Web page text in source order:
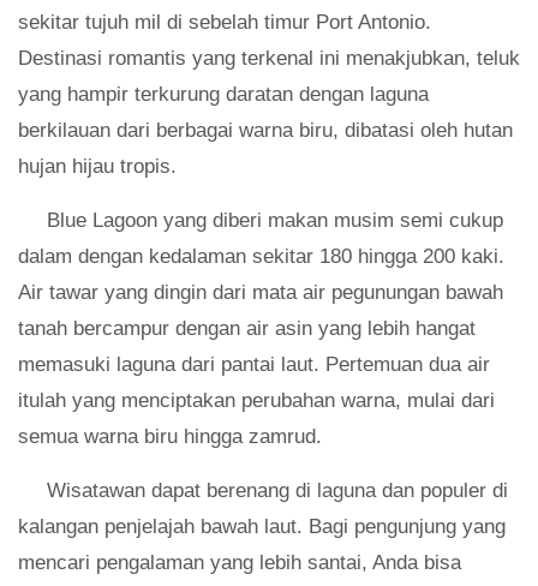
sekitar tujuh mil di sebelah timur Port Antonio.
Destinasi romantis yang terkenal ini menakjubkan, teluk
yang hampir terkurung daratan dengan laguna
berkilauan dari berbagai warna biru, dibatasi oleh hutan
hujan hijau tropis.
Blue Lagoon yang diberi makan musim semi cukup
dalam dengan kedalaman sekitar 180 hingga 200 kaki.
Air tawar yang dingin dari mata air pegunungan bawah
tanah bercampur dengan air asin yang lebih hangat
memasuki laguna dari pantai laut. Pertemuan dua air
itulah yang menciptakan perubahan warna, mulai dari
semua warna biru hingga zamrud.
Wisatawan dapat berenang di laguna dan populer di
kalangan penjelajah bawah laut. Bagi pengunjung yang
mencari pengalaman yang lebih santai, Anda bisa